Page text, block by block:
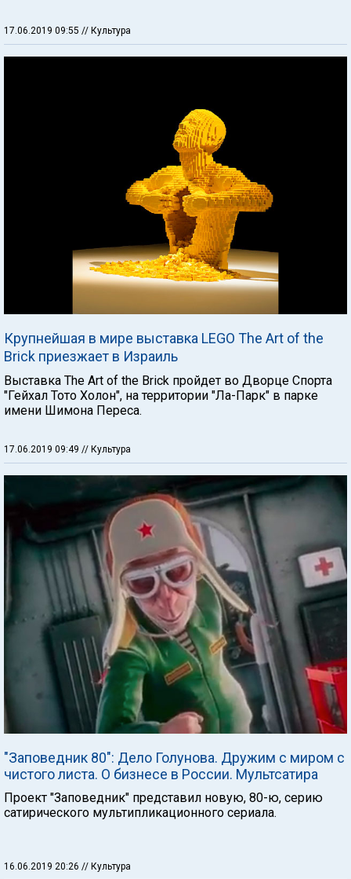
17.06.2019 09:55 // Культура
Крупнейшая в мире выставка LEGO The Art of the
Brick приезжает в Израиль
Выставка The Art of the Brick пройдет во Дворце Спорта
"Гейхал Тото Холон", на территории "Ла-Парк" в парке
имени Шимона Переса.
17.06.2019 09:49 // Культура
"Заповедник 80": Дело Голунова. Дружим с миром с
чистого листа. О бизнесе в России. Мультсатира
Проект "Заповедник" представил новую, 80-ю, серию
сатирического мультипликационного сериала.
16.06.2019 20:26 // Культура